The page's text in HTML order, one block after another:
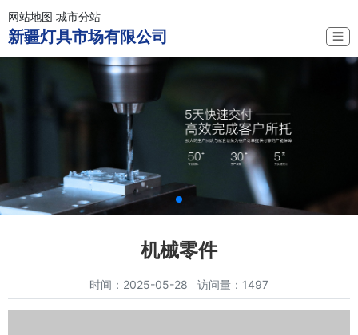
网站地图 城市分站
新疆灯具市场有限公司 ☰
机械零件
时间：2025-05-28 访问量：1497